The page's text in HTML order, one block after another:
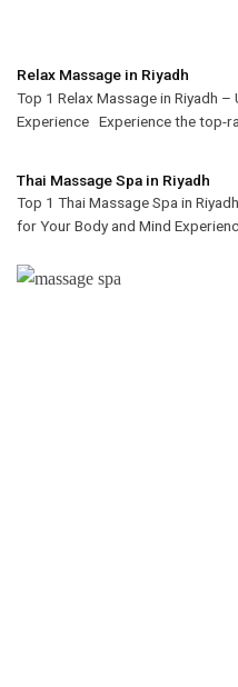
Relax Massage in Riyadh
Top 1 Relax Massage in Riyadh
Experience Experience the top-
Thai Massage Spa in Riyadh
Top 1 Thai Massage Spa in
for Your Body and Mind